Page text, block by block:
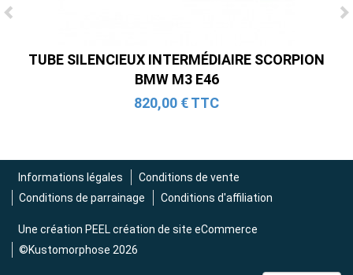
Tube en H pour Ford Mustang GT & V6
(2015-2023)
2 690,00 € TTC
TUBE SILENCIEUX INTERMÉDIAIRE SCORPION
BMW M3 E46
820,00 € TTC
Informations légales
Conditions de vente
Conditions de parrainage
Conditions d'affiliation
Une création PEEL création de site eCommerce
©Kustomorphose 2026